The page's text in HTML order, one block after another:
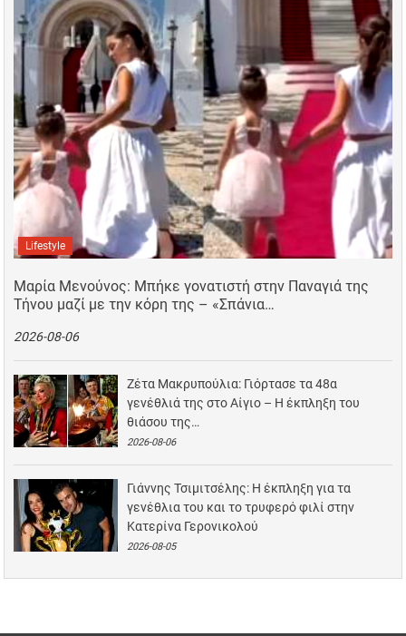
Lifestyle
Μαρία Μενούνος: Μπήκε γονατιστή στην Παναγιά της
Τήνου μαζί με την κόρη της – «Σπάνια…
2026-08-06
Ζέτα Μακρυπούλια: Γιόρτασε τα 48α
γενέθλιά της στο Αίγιο – Η έκπληξη του
θιάσου της…
2026-08-06
Γιάννης Τσιμιτσέλης: Η έκπληξη για τα
γενέθλια του και το τρυφερό φιλί στην
Κατερίνα Γερονικολού
2026-08-05